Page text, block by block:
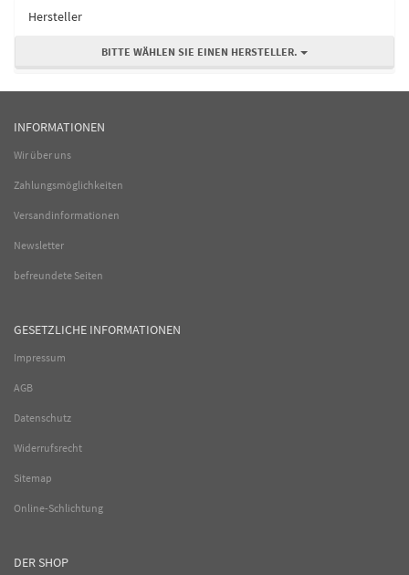
Hersteller
BITTE WÄHLEN SIE EINEN HERSTELLER.
INFORMATIONEN
Wir über uns
Zahlungsmöglichkeiten
Versandinformationen
Newsletter
befreundete Seiten
GESETZLICHE INFORMATIONEN
Impressum
AGB
Datenschutz
Widerrufsrecht
Sitemap
Online-Schlichtung
DER SHOP